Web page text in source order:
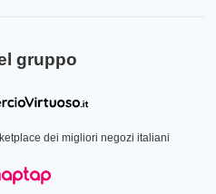
gruppo
dei migliori negozi italiani